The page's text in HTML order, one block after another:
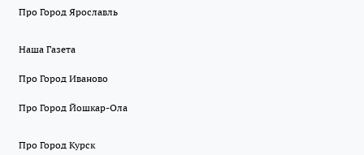
Про Город Ярославль
Наша Газета
Про Город Иваново
Про Город Йошкар-Ола
Про Город Курск